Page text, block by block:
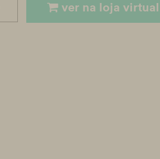
ver na loja virtual